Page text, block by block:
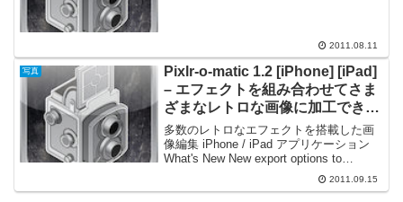
2011.08.11
写真
Pixlr-o-matic 1.2 [iPhone] [iPad]
– エフェクトを組み合わせてさま
ざまなレトロな画像に加工でき、
出力先に Flickr, Dropbox を追加
多数のレトロなエフェクトを搭載した画
像編集 iPhone / iPad アプリケーション
What's New New export options to
iTunes, Flickr, Dropbox, and email2011.09.15